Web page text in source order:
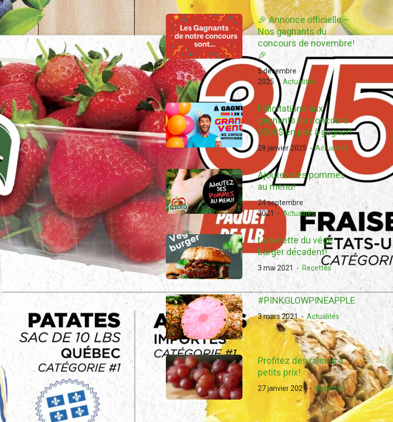
🎉 Annonce officielle –
Nos gagnants du
concours de novembre!
🎉
5 décembre
2025 - Actualités
Félicitations aux
gagnants du concours
2500$ en prix à gagner!
28 janvier 2025-Actualités
Ajoutez des pommes
au menu!
24 septembre
2021
-Actualités
La recette du végé
burger décadent!
3 mai 2021 - Recettes
#PINKGLOWPINEAPPLE
3 mars 2021- Actualités
Profitez des raisins à
petits prix!
27 janvier 2021- Recettes